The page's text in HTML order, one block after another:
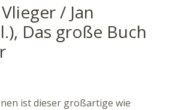
/ Jan
Das große Buch
ist dieser großartige wie